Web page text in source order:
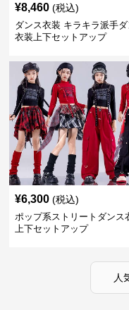
¥8,460 (税込)
ダンス衣装 キラキラ派手ダ
衣装上下セットアップ
¥6,300 (税込)
ポップ系ストリートダンス
上下セットアップ
人